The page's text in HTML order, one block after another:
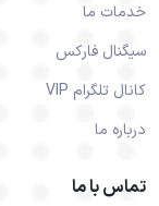
خدمات ما
سیگنال فارکس
کانال تلگرام VIP
درباره ما
تماس با ما